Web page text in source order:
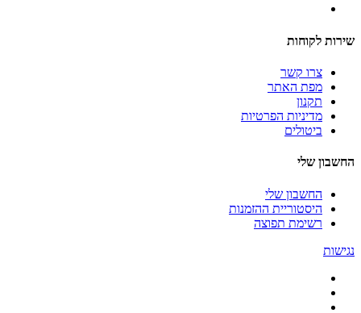
שירות לקוחות
צרו קשר
מפת האתר
תקנון
מדיניות הפרטיות
ביטולים
החשבון שלי
החשבון שלי
היסטוריית ההזמנות
רשימת תפוצה
נגישות